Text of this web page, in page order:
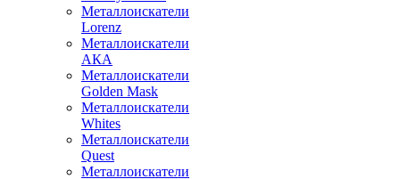
Металлоискатели
Lorenz
Металлоискатели
АКА
Металлоискатели
Golden Mask
Металлоискатели
Whites
Металлоискатели
Quest
Металлоискатели